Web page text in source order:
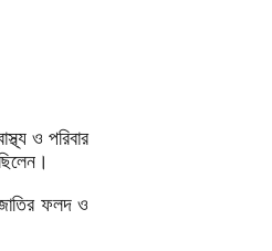
ও পরিবার
ফলদ ও